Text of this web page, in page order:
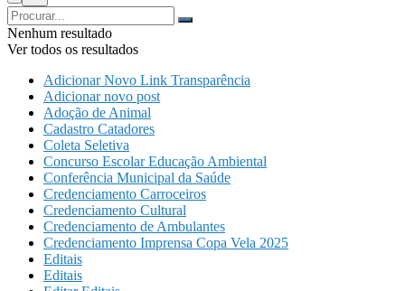
Nenhum resultado
Ver todos os resultados
Adicionar Novo Link Transparência
Adicionar novo post
Adoção de Animal
Cadastro Catadores
Coleta Seletiva
Concurso Escolar Educação Ambiental
Conferência Municipal da Saúde
Credenciamento Carroceiros
Credenciamento Cultural
Credenciamento de Ambulantes
Credenciamento Imprensa Copa Vela 2025
Editais
Editais